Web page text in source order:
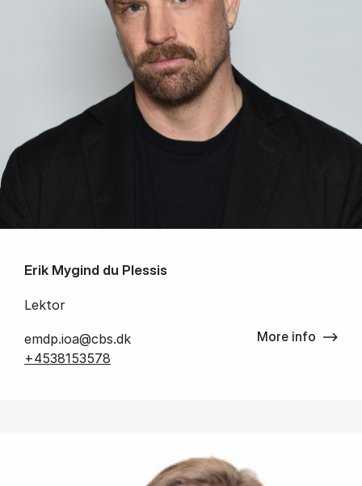
Erik Mygind du Plessis
Lektor
emdp.ioa@cbs.dk
+4538153578
More info